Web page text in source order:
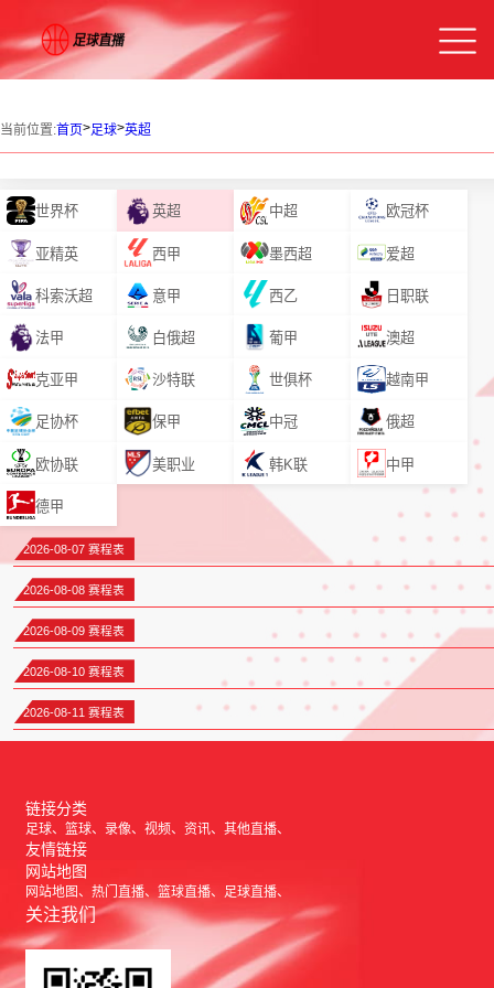
当前位置:首页>足球>英超
世界杯 英超 中超 欧冠杯
亚精英 西甲 墨西超 爱超
科索沃超 意甲 西乙 日职联
法甲 白俄超 葡甲 澳超
克亚甲 沙特联 世俱杯 越南甲
足协杯 保甲 中冠 俄超
欧协联 美职业 韩K联 中甲
德甲
2026-08-07 赛程表
2026-08-08 赛程表
2026-08-09 赛程表
2026-08-10 赛程表
2026-08-11 赛程表
链接分类
足球 篮球 录像 视频 资讯 其他直播
友情链接
网站地图
网站地图 热门直播 篮球直播 足球直播
关注我们